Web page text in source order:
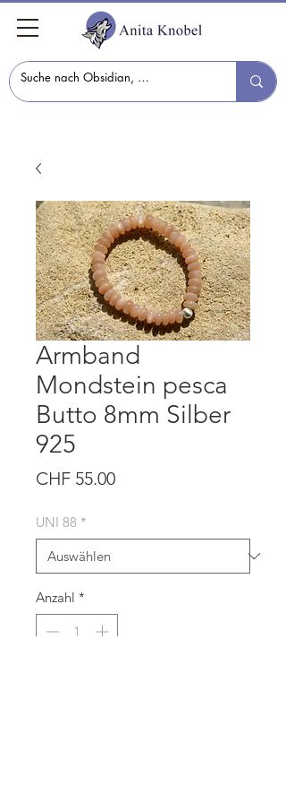
Armband
Mondstein pesca
Butto 8mm Silber
925
CHF 55.00Preis
UNI 88 *
Anzahl *